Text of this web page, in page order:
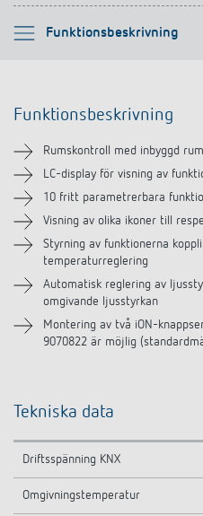
Funktionsbeskrivning
Vänligen välj
Nedladdningar
Tillbehör
Liknande produkter
Funktionsbeskrivning
Rumskontroll med inbyggd
LC-display för visning av
10 fritt parametrerbara
Visning av olika ikoner till
Styrning av funktionerna
temperaturreglering
Automatisk reglering av
omgivande ljusstyrkan
Montering av två iON-
9070822 är möjlig
Tekniska data
Driftsspänning KNX
Omgivningstemperatur